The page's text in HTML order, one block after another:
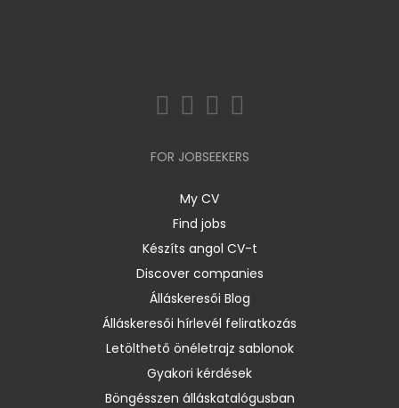
FOR JOBSEEKERS
My CV
Find jobs
Készíts angol CV-t
Discover companies
Álláskeresői Blog
Álláskeresői hírlevél feliratkozás
Letölthető önéletrajz sablonok
Gyakori kérdések
Böngésszen álláskatalógusban